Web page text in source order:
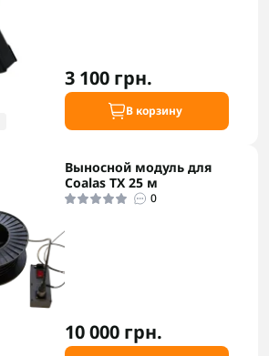
3 100 грн.
В корзину
Выносной модуль для
Coalas TX 25 м
0
10 000 грн.